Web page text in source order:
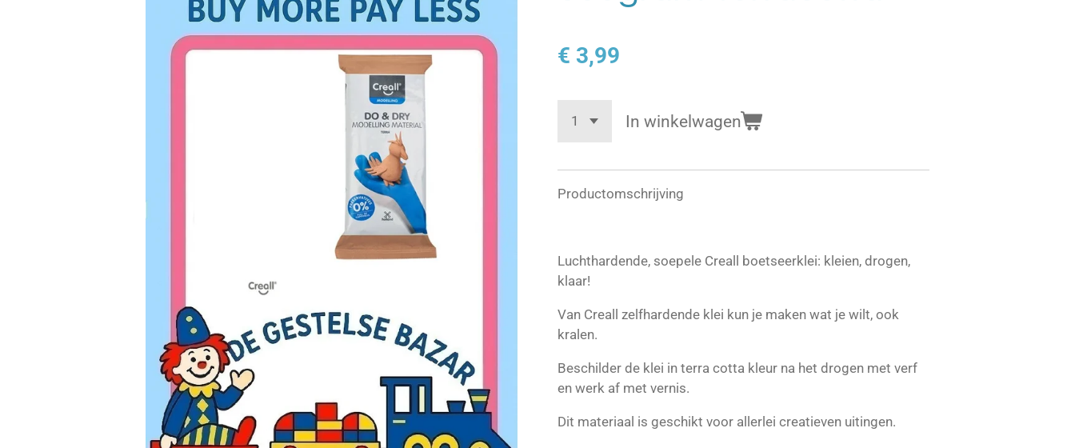
€ 3,99
In winkelwagen
Productomschrijving
Luchthardende, soepele Creall boetseerklei: kleien, drogen,
klaar!
Van Creall zelfhardende klei kun je maken wat je wilt, ook
kralen.
Beschilder de klei in terra cotta kleur na het drogen met verf
en werk af met vernis.
Dit materiaal is geschikt voor allerlei creatieven uitingen.